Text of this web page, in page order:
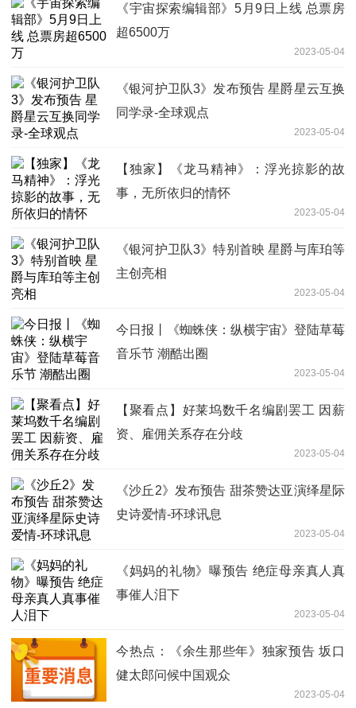
《宇宙探索编辑部》5月9日上线 总票房
超6500万
2023-05-04
《银河护卫队3》发布预告 星爵星云互换
同学录-全球观点
2023-05-04
【独家】《龙马精神》：浮光掠影的故
事，无所依归的情怀
2023-05-04
《银河护卫队3》特别首映 星爵与库珀等
主创亮相
2023-05-04
今日报丨《蜘蛛侠：纵横宇宙》登陆草莓
音乐节 潮酷出圈
2023-05-04
【聚看点】好莱坞数千名编剧罢工 因薪
资、雇佣关系存在分歧
2023-05-04
《沙丘2》发布预告 甜茶赞达亚演绎星际
史诗爱情-环球讯息
2023-05-04
《妈妈的礼物》曝预告 绝症母亲真人真
事催人泪下
2023-05-04
今热点：《余生那些年》独家预告 坂口
健太郎问候中国观众
2023-05-04